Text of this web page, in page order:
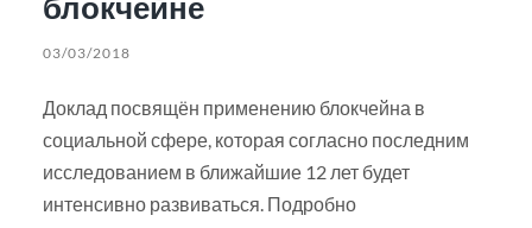
03/03/2018
Доклад посвящён применению блокчейна в
социальной сфере, которая согласно последним
исследованием в ближайшие 12 лет будет
интенсивно развиваться. Подробно